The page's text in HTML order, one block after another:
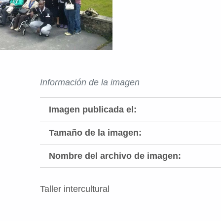
Información de la imagen
Imagen publicada el:
Tamaño de la imagen:
Nombre del archivo de imagen:
Taller intercultural